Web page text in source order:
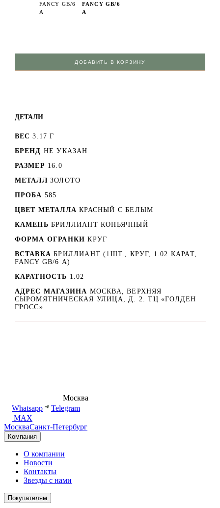
FANCY GB/6
А
FANCY GB/6
А
ДОБАВИТЬ В КОРЗИНУ
ДЕТАЛИ
ВЕС 3.17 Г
БРЕНД НЕ УКАЗАН
РАЗМЕР 16.0
МЕТАЛЛ ЗОЛОТО
ПРОБА 585
ЦВЕТ МЕТАЛЛА КРАСНЫЙ C БЕЛЫМ
КАМЕНЬ БРИЛЛИАНТ КОНЬЯЧНЫЙ
ФОРМА ОГРАНКИ КРУГ
ВСТАВКА БРИЛЛИАНТ (1ШТ., КРУГ, 1.02 КАРАТ,
FANCY GB/6 А)
КАРАТНОСТЬ 1.02
АДРЕС МАГАЗИНА МОСКВА, ВЕРХНЯЯ
СЫРОМЯТНИЧЕСКАЯ УЛИЦА, Д. 2. ТЦ «ГОЛДЕН
ГРОСС»
Москва
Whatsapp
Telegram
MAX
МоскваСанкт-Петербург
Компания
О компании
Новости
Контакты
Звезды с нами
Покупателям